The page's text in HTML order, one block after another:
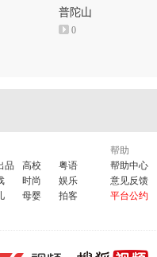
普陀山
0
品 高校
粤语
时尚
娱乐
母婴 拍客
帮助
帮助中心
意见反馈
平台公约